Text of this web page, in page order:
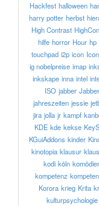
Hackfest halloween
harry potter herbst
High Contrast
hilfe horror Hour hp
touchpad i2p icon
ig nobelpreise imap
inkskape inna intel
ISO jabber Jabber
jahreszeiten jessie
jira jolla jr kampf
KDE kde kekse
KGuiAddons kinder
kinotopia klausur
kodi köln
kompetenz
Korora krieg Krita
kulturpsychologie